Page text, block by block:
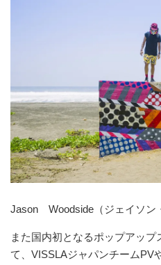
Jason Woodside（ジェイソン
また国内初となるポップアッ
て、VISSLAジャパンチームPV